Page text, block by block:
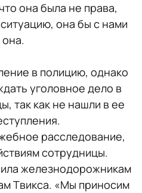
она была не права,
она бы с нами
она.
в полицию, однако
уголовное дело в
так как не нашли в ее
расследование,
сотрудницы.
железнодорожникам
Твикса. «Мы приносим